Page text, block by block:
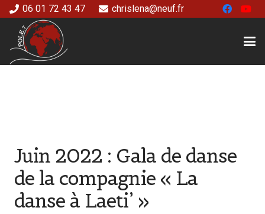
06 01 72 43 47 chrislena@neuf.fr
Juin 2022 : Gala de danse
de la compagnie « La
danse à Laeti’ »